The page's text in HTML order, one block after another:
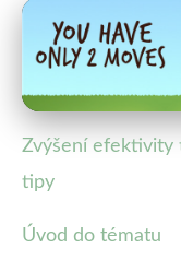
creor.cz
5G v
zefektivnit
3. 9. 2025· 4 min
Zvýšení efektivity
tipy
Úvod do tématu